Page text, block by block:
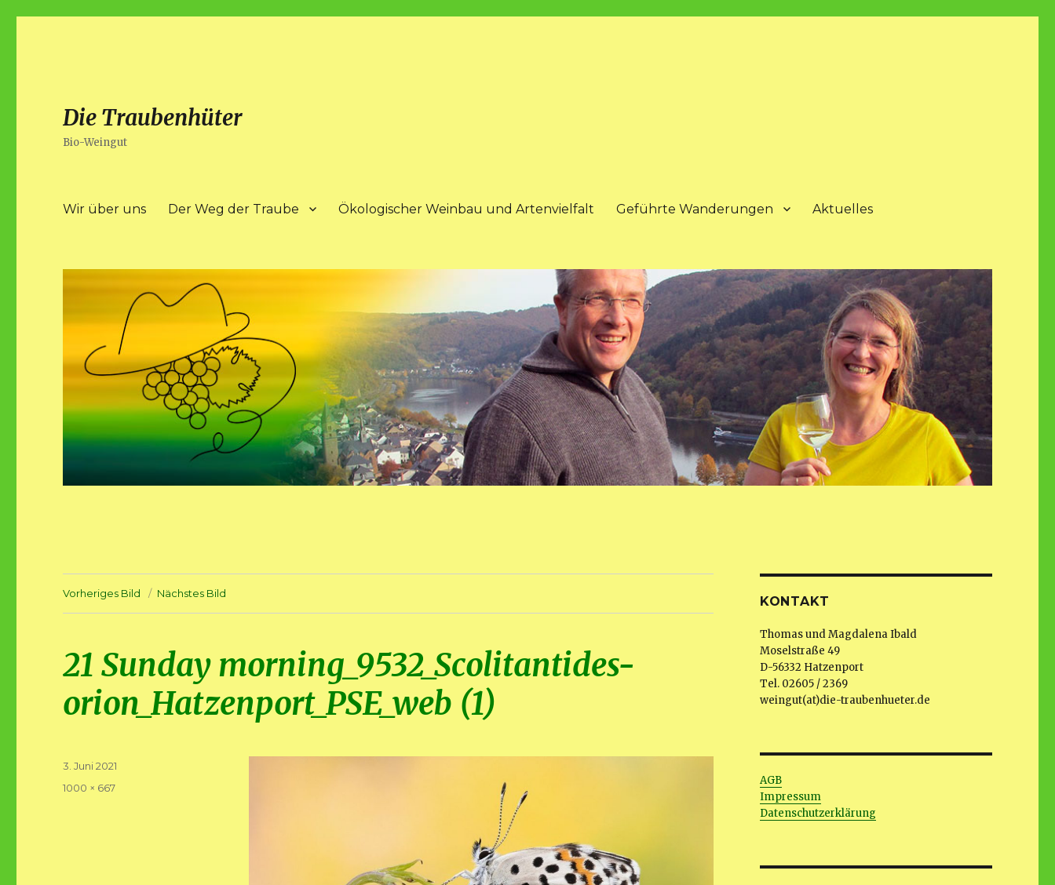
Die Traubenhüter
Bio-Weingut
Wir über uns Der Weg der Traube Ökologischer Weinbau und Artenvielfalt Geführte Wanderungen Aktuelles
Vorheriges Bild Nächstes Bild
21 Sunday morning_9532_Scolitantides-
orion_Hatzenport_PSE_web (1)
Veröffentlicht
3. Juni 2021
Volle
1000 × 667
KONTAKT
Thomas und Magdalena Ibald
Moselstraße 49
D-56332 Hatzenport
Tel. 02605 / 2369
weingut(at)die-traubenhueter.de
AGB
Impressum
Datenschutzerklärung